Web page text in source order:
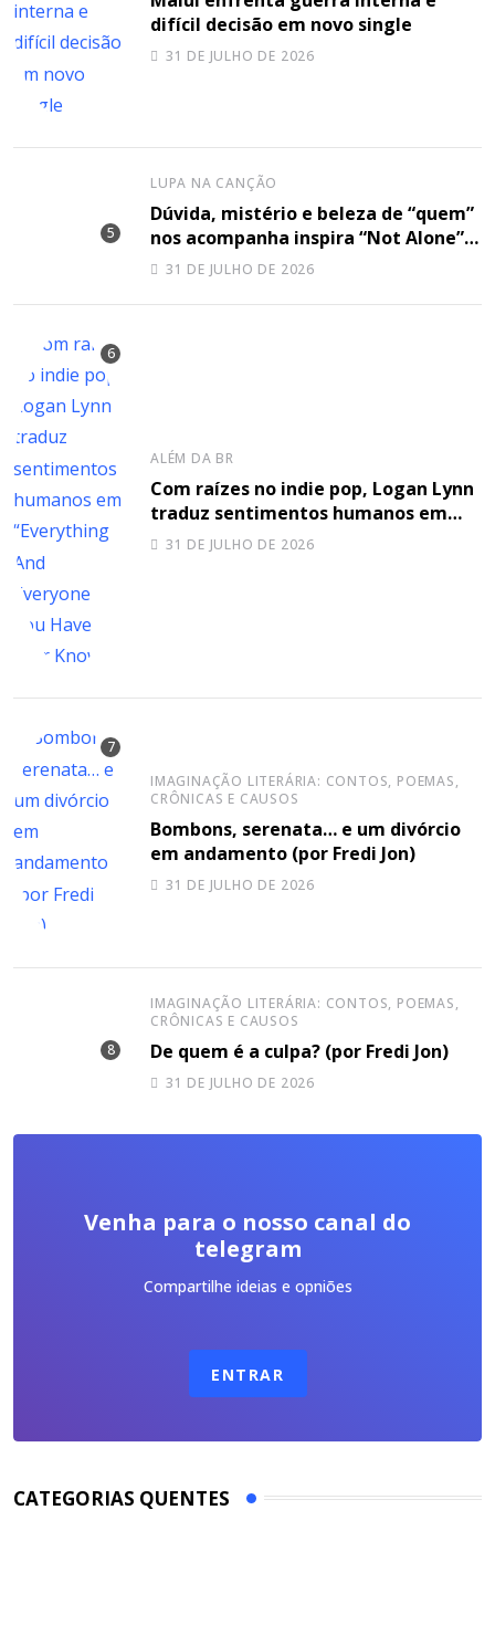
difícil decisão em novo single
31 DE JULHO DE 2026
LUPA NA CANÇÃO
Dúvida, mistério e beleza de “quem”
nos acompanha inspira “Not Alone”,
nova música de Mathias Baddo
31 DE JULHO DE 2026
ALÉM DA BR
Com raízes no indie pop, Logan Lynn
traduz sentimentos humanos em
“Everything And Everyone You Have
31 DE JULHO DE 2026
IMAGINAÇÃO LITERÁRIA: CONTOS, POEMAS,
CRÔNICAS E CAUSOS
Bombons, serenata… e um divórcio
em andamento (por Fredi Jon)
31 DE JULHO DE 2026
IMAGINAÇÃO LITERÁRIA: CONTOS, POEMAS,
CRÔNICAS E CAUSOS
De quem é a culpa? (por Fredi Jon)
31 DE JULHO DE 2026
Venha para o nosso canal do
telegram
Compartilhe ideias e opniões
ENTRAR
CATEGORIAS QUENTES